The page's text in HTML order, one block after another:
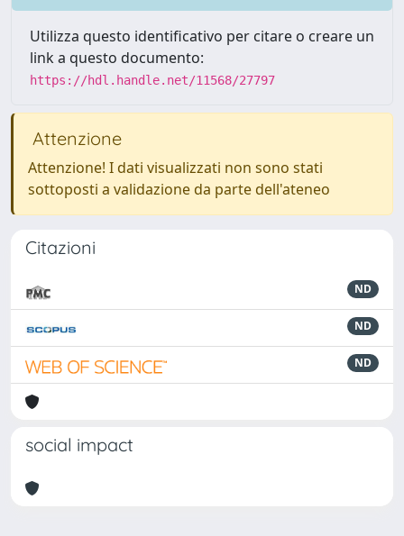
Utilizza questo identificativo per citare o creare un
link a questo documento:
https://hdl.handle.net/11568/27797
Attenzione
Attenzione! I dati visualizzati non sono stati
sottoposti a validazione da parte dell'ateneo
Citazioni
ND
ND
ND
social impact